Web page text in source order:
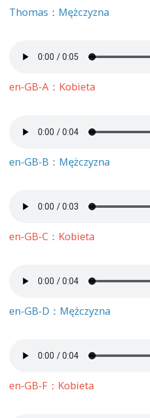
Thomas：Mężczyzna
en-GB-A：Kobieta
en-GB-B：Mężczyzna
en-GB-C：Kobieta
en-GB-D：Mężczyzna
en-GB-F：Kobieta